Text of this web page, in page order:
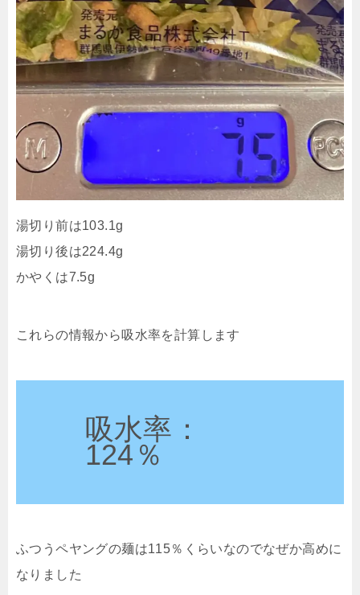
湯切り前は103.1g
湯切り後は224.4g
かやくは7.5g
これらの情報から吸水率を計算します
吸水率：
124％
ふつうペヤングの麺は115％くらいなのでなぜか高めに
なりました